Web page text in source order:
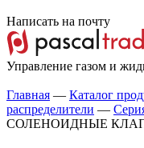
Написать на почту
Управление газом и
Главная — Каталог
распределители —
СОЛЕНОИДНЫЕ